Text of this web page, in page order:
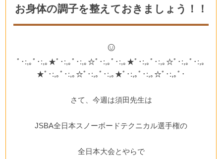
お身体の調子を整えておきましょう！！
☺
ﾟ･:,｡ﾟ･:,｡★ﾟ･:,｡ﾟ･:,｡☆ﾟ･:,｡ﾟ･:,｡★ﾟ･:,｡ﾟ･:,｡☆ﾟ･:,｡ﾟ･:,｡
★ﾟ･:,｡ﾟ･:,｡☆ﾟ･:,｡ﾟ･:,｡★ﾟ･:,｡ﾟ･:,｡☆ﾟ･:,｡ﾟ･
さて、今週は須田先生は
JSBA全日本スノーボードテクニカル選手権の
全日本大会とやらで